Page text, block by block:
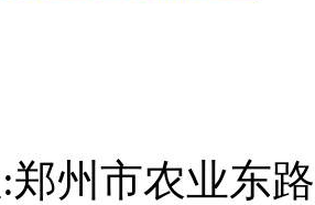
郑州市农业东